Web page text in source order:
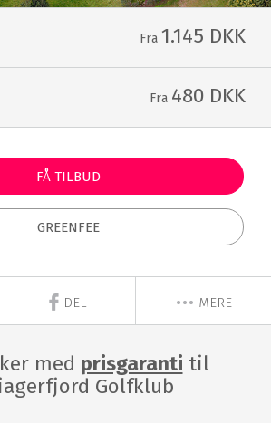
Fra 1.145 DKK
Fra 480 DKK
FÅ TILBUD
GREENFEE
DEL MERE
med prisgaranti til
Golfklub